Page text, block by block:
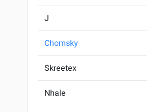
J
Chomsky
Skreetex
Nhale